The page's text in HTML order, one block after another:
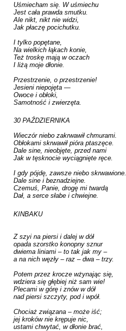
Uśmiecham się. W uśmiechu
Jest cała prawda smutku.
Ale nikt, nikt nie widzi,
Jak płaczę pocichutku.
I tylko popętane,
Na wielkich łąkach konie,
Też troskę mają w oczach
I liżą moje dłonie.
Przestrzenie, o przestrzenie!
Jesieni niepojęta —
Owoce i obłoki,
Samotność i zwierzęta.
30 PAŹDZIERNIKA
Wieczór niebo zakrwawił chmurami.
Obłokami skrwawił pióra ptaszęce.
Dale sine, nieobjęte, przed nami
Jak w tęsknocie wyciągnięte ręce.
I gdy pójdę, zawsze niebo skrwawione.
Dale sine i beznadziejne.
Czemuś, Panie, drogę mi twardą
Dał, a serce słabe i chwiejne.
KINBAKU
Z szyi na piersi i dalej w dół
opada szorstko konopny sznur
dwiema liniami – to tak jak my –
a na nich węzły – raz – dwa – trzy.
Potem przez krocze wżynając się,
wdziera się głębiej niż sam wie!
Plecami w górę i znów w dół
nad piersi szczyty, pod i wpół.
Chociaż związana – może iść;
jej kroków nie krępuje nic,
ustami chwytać, w dłonie brać,